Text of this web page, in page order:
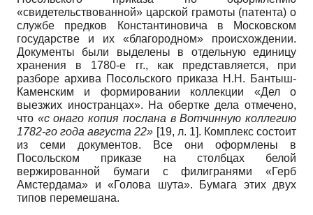
«свидетельствованной» царской грамоты (патента) о
службе предков Константиновича в Московском
государстве и их «благородном» происхождении.
Документы были выделены в отдельную единицу
хранения в 1780-е гг., как представляется, при
разборе архива Посольского приказа Н.Н. Бантыш-
Каменским и формировании коллекции «Дел о
выезжих иностранцах». На обертке дела отмечено,
что «с онаго копия послана в Вотчинную коллегию
1782-го года августа 22» [19, л. 1]. Комплекс состоит
из семи документов. Все они оформлены в
Посольском приказе на столбцах белой
вержированной бумаги с филигранями «Герб
Амстердама» и «Голова шута». Бумага этих двух
типов перемешана.